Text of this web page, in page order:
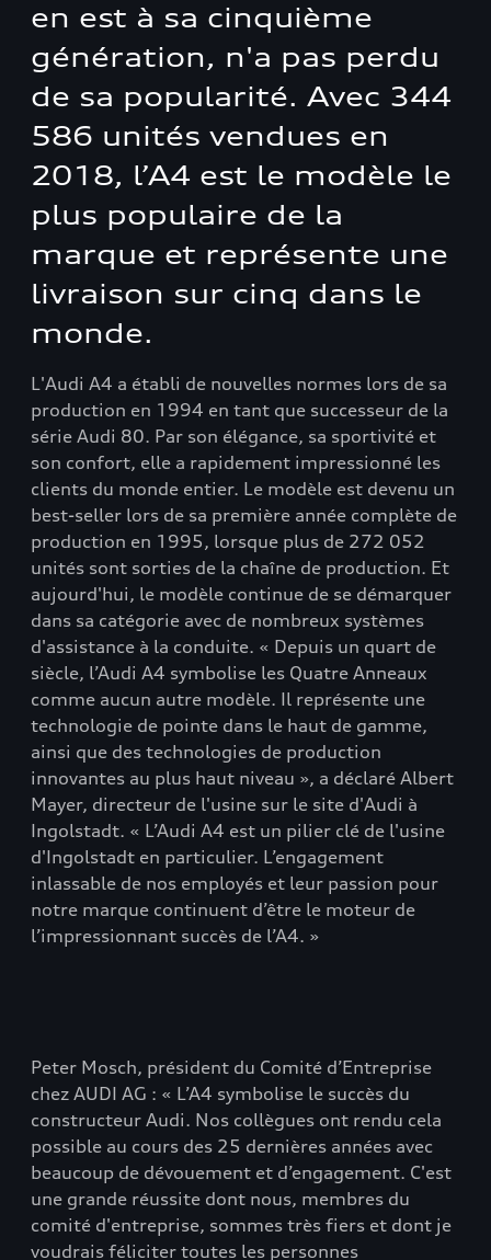
en est à sa cinquième
génération, n'a pas perdu
de sa popularité. Avec 344
586 unités vendues en
2018, l’A4 est le modèle le
plus populaire de la
marque et représente une
livraison sur cinq dans le
monde.
L'Audi A4 a établi de nouvelles normes lors de sa
production en 1994 en tant que successeur de la
série Audi 80. Par son élégance, sa sportivité et
son confort, elle a rapidement impressionné les
clients du monde entier. Le modèle est devenu un
best-seller lors de sa première année complète de
production en 1995, lorsque plus de 272 052
unités sont sorties de la chaîne de production. Et
aujourd'hui, le modèle continue de se démarquer
dans sa catégorie avec de nombreux systèmes
d'assistance à la conduite. « Depuis un quart de
siècle, l’Audi A4 symbolise les Quatre Anneaux
comme aucun autre modèle. Il représente une
technologie de pointe dans le haut de gamme,
ainsi que des technologies de production
innovantes au plus haut niveau », a déclaré Albert
Mayer, directeur de l'usine sur le site d'Audi à
Ingolstadt. « L’Audi A4 est un pilier clé de l'usine
d'Ingolstadt en particulier. L’engagement
inlassable de nos employés et leur passion pour
notre marque continuent d’être le moteur de
l’impressionnant succès de l’A4. »
Peter Mosch, président du Comité d’Entreprise
chez AUDI AG : « L’A4 symbolise le succès du
constructeur Audi. Nos collègues ont rendu cela
possible au cours des 25 dernières années avec
beaucoup de dévouement et d’engagement. C'est
une grande réussite dont nous, membres du
comité d'entreprise, sommes très fiers et dont je
voudrais féliciter toutes les personnes